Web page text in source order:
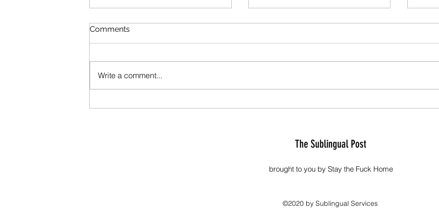
に対する脅迫を受け広告を打
Comments
Write a comment...
The Sublingual Post
brought to you by Stay the Fuck Home
©2020 by Sublingual Services